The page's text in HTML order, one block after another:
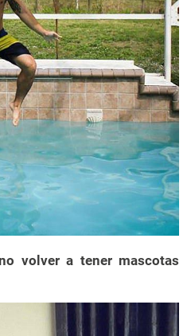
volver a tener mascotas